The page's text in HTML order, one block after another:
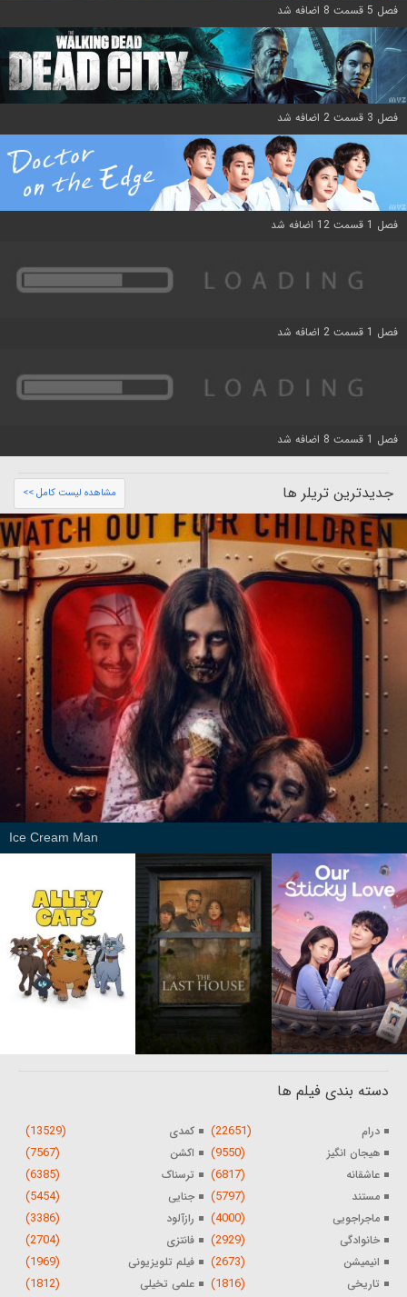
فصل 5 قسمت 8 اضافه شد
فصل 3 قسمت 2 اضافه شد
فصل 1 قسمت 12 اضافه شد
فصل 1 قسمت 2 اضافه شد
فصل 1 قسمت 8 اضافه شد
جدیدترین تریلر ها مشاهده لیست کامل >>
Ice Cream Man
دسته بندی فیلم ها
درام (22651) کمدی (13529)
هیجان انگیز (9550) اکشن (7567)
عاشقانه (6817) ترسناک (6385)
مستند (5797) جنایی (5454)
ماجراجویی (4000) رازآلود (3386)
خانوادگی (2929) فانتزی (2704)
انیمیشن (2673) فیلم تلویزیونی (1969)
تاریخی (1816) علمی تخیلی (1812)